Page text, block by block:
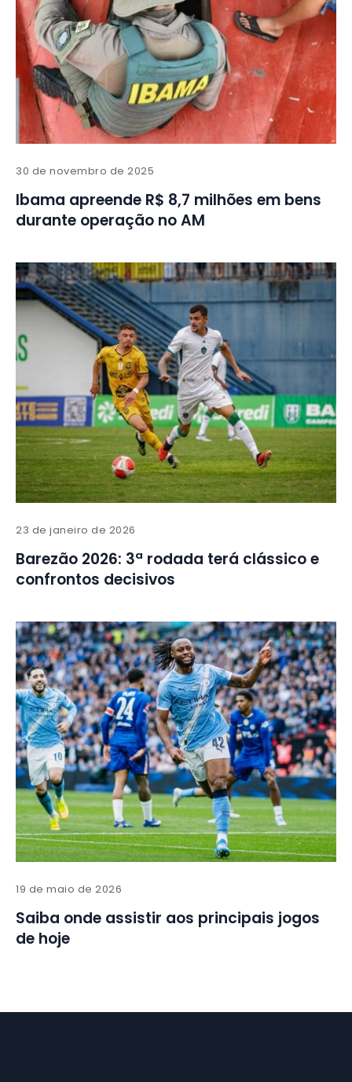
30 de novembro de 2025
Ibama apreende R$ 8,7 milhões em bens
durante operação no AM
23 de janeiro de 2026
Barezão 2026: 3ª rodada terá clássico e
confrontos decisivos
19 de maio de 2026
Saiba onde assistir aos principais jogos
de hoje